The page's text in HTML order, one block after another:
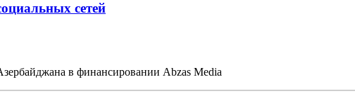
сетей
в финансировании Abzas Media